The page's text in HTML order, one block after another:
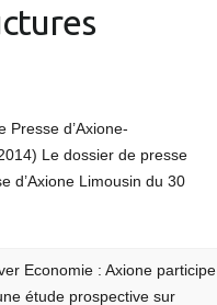
d’Axione-
Le dossier de presse
d’Axione Limousin du 30
Economie : Axione participe
étude prospective sur